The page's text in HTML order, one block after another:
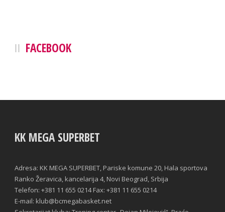
FACEBOOK
KK MEGA SUPERBET
Adresa: KK MEGA SUPERBET, Pariske komune 20, Hala sportova
Ranko Žeravica, kancelarija 4, Novi Beograd, Srbija
Telefon: +381 11 655 0214 Fax: +381 11 655 0214
E-mail: klub@bcmegabasket.net